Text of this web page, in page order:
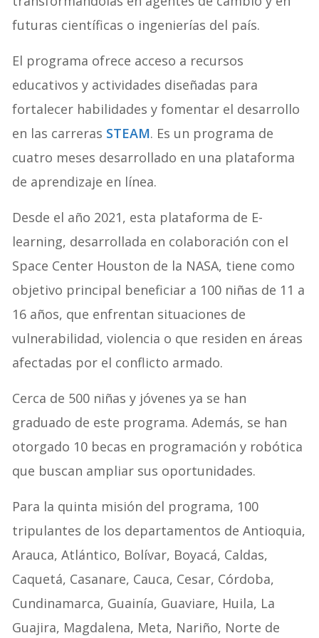
futuras científicas o ingenierías del país.
El programa ofrece acceso a recursos
educativos y actividades diseñadas para
fortalecer habilidades y fomentar el desarrollo
en las carreras STEAM. Es un programa de
cuatro meses desarrollado en una plataforma
de aprendizaje en línea.
Desde el año 2021, esta plataforma de E-
learning, desarrollada en colaboración con el
Space Center Houston de la NASA, tiene como
objetivo principal beneficiar a 100 niñas de 11 a
16 años, que enfrentan situaciones de
vulnerabilidad, violencia o que residen en áreas
afectadas por el conflicto armado.
Cerca de 500 niñas y jóvenes ya se han
graduado de este programa. Además, se han
otorgado 10 becas en programación y robótica
que buscan ampliar sus oportunidades.
Para la quinta misión del programa, 100
tripulantes de los departamentos de Antioquia,
Arauca, Atlántico, Bolívar, Boyacá, Caldas,
Caquetá, Casanare, Cauca, Cesar, Córdoba,
Cundinamarca, Guainía, Guaviare, Huila, La
Guajira, Magdalena, Meta, Nariño, Norte de